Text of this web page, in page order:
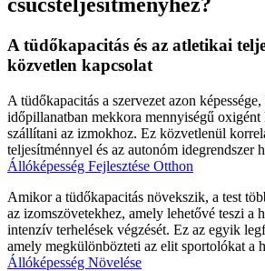
csúcsteljesítményhez?
A tüdőkapacitás és az atletikai
közvetlen kapcsolat
A tüdőkapacitás a szervezet azon
időpillanatban mekkora mennyiségű oxigént
szállítani az izmokhoz. Ez közvetlenül
teljesítménnyel és az autonóm idegrendszer
Állóképesség Fejlesztése Otthon
Amikor a tüdőkapacitás növekszik, a test
az izomszövetekhez, amely lehetővé teszi a
intenzív terhelések végzését. Ez az egyik
amely megkülönbözteti az elit sportolókat a
Állóképesség Növelése